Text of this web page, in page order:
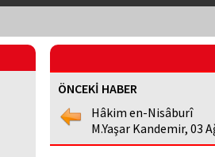
ÖNCEKİ HABER
Hâkim en-Nisâburî
M.Yaşar Kandemir, 03